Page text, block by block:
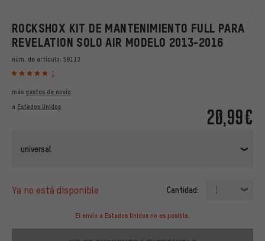
ROCKSHOX KIT DE MANTENIMIENTO FULL PARA
REVELATION SOLO AIR MODELO 2013-2016
núm. de artículo: 58113
1
20,99€
más gastos de envío
a Estados Unidos
universal
ya no está disponible Cantidad: 1
El envío a Estados Unidos no es posible.